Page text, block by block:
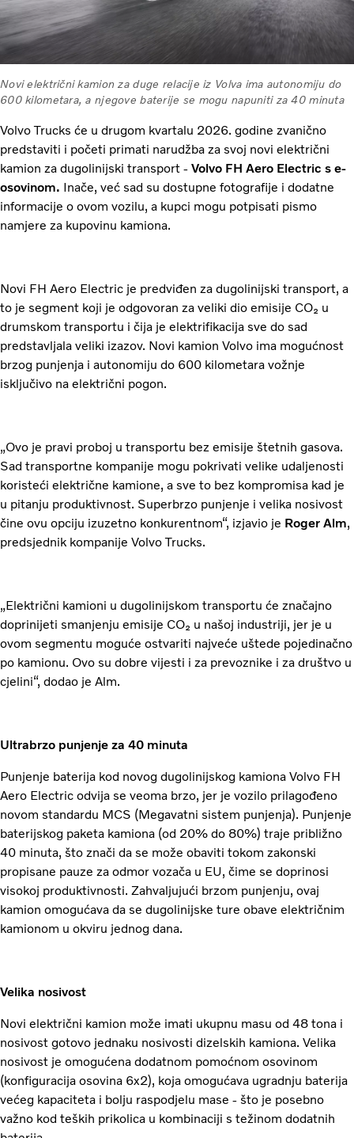
Novi električni kamion za duge relacije iz Volva ima autonomiju do
600 kilometara, a njegove baterije se mogu napuniti za 40 minuta
Volvo Trucks će u drugom kvartalu 2026. godine zvanično
predstaviti i početi primati narudžba za svoj novi električni
kamion za dugolinijski transport - Volvo FH Aero Electric s e-
osovinom. Inače, već sad su dostupne fotografije i dodatne
informacije o ovom vozilu, a kupci mogu potpisati pismo
namjere za kupovinu kamiona.
Novi FH Aero Electric je predviđen za dugolinijski transport, a
to je segment koji je odgovoran za veliki dio emisije CO₂ u
drumskom transportu i čija je elektrifikacija sve do sad
predstavljala veliki izazov. Novi kamion Volvo ima mogućnost
brzog punjenja i autonomiju do 600 kilometara vožnje
isključivo na električni pogon.
„Ovo je pravi proboj u transportu bez emisije štetnih gasova.
Sad transportne kompanije mogu pokrivati velike udaljenosti
koristeći električne kamione, a sve to bez kompromisa kad je
u pitanju produktivnost. Superbrzo punjenje i velika nosivost
čine ovu opciju izuzetno konkurentnom“, izjavio je Roger Alm,
predsjednik kompanije Volvo Trucks.
„Električni kamioni u dugolinijskom transportu će značajno
doprinijeti smanjenju emisije CO₂ u našoj industriji, jer je u
ovom segmentu moguće ostvariti najveće uštede pojedinačno
po kamionu. Ovo su dobre vijesti i za prevoznike i za društvo u
cjelini“, dodao je Alm.
Ultrabrzo punjenje za 40 minuta
Punjenje baterija kod novog dugolinijskog kamiona Volvo FH
Aero Electric odvija se veoma brzo, jer je vozilo prilagođeno
novom standardu MCS (Megavatni sistem punjenja). Punjenje
baterijskog paketa kamiona (od 20% do 80%) traje približno
40 minuta, što znači da se može obaviti tokom zakonski
propisane pauze za odmor vozača u EU, čime se doprinosi
visokoj produktivnosti. Zahvaljujući brzom punjenju, ovaj
kamion omogućava da se dugolinijske ture obave električnim
kamionom u okviru jednog dana.
Velika nosivost
Novi električni kamion može imati ukupnu masu od 48 tona i
nosivost gotovo jednaku nosivosti dizelskih kamiona. Velika
nosivost je omogućena dodatnom pomoćnom osovinom
(konfiguracija osovina 6x2), koja omogućava ugradnju baterija
većeg kapaciteta i bolju raspodjelu mase - što je posebno
važno kod teških prikolica u kombinaciji s težinom dodatnih